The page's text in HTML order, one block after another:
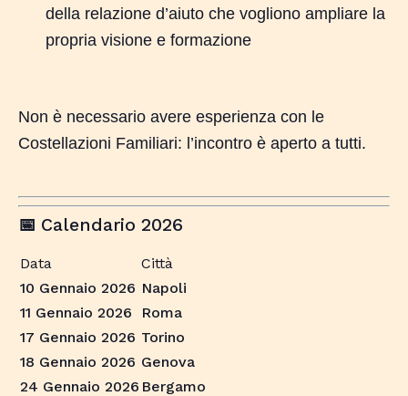
Go To Shop
della relazione d’aiuto che vogliono ampliare la
propria visione e formazione
Non è necessario avere esperienza con le
Costellazioni Familiari: l’incontro è aperto a tutti.
📅 Calendario 2026
Data
Città
10 Gennaio 2026 Napoli
11 Gennaio 2026
Roma
17 Gennaio 2026 Torino
18 Gennaio 2026 Genova
24 Gennaio 2026 Bergamo